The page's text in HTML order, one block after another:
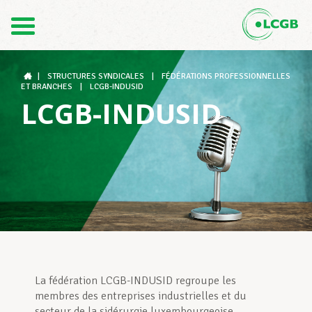
DE
Le LCGB
Structures syndicales
Assistance au Travail
Vos droits
STRUCTURES SYNDICALES
FÉDÉRATIONS PROFESSIONNELLES
ET BRANCHES
LCGB-INDUSID
LCGB-INDUSID
La fédération LCGB-INDUSID regroupe les
membres des entreprises industrielles et du